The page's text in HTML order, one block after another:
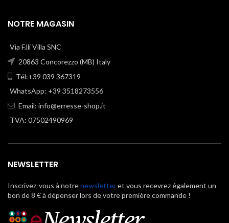
NOTRE MAGASIN
Via F.lli Villa SNC
20863 Concorezzo (MB) Italy
Tél:+39 039 367319
WhatsApp: +39 3518273556
Email: info@erresse-shop.it
TVA: 07502490969
NEWSLETTER
Inscrivez-vous à notrenewsletteret vous recevrez également un
bon de 8 € à dépenser lors de votre première commande !